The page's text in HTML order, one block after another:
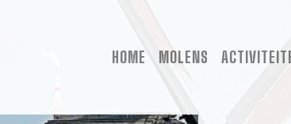
HOME MOLENS